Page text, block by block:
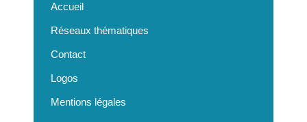
Accueil
Réseaux thématiques
Contact
Logos
Mentions légales